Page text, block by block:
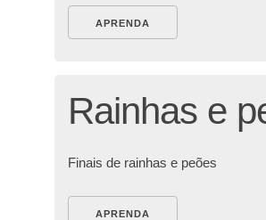
APRENDA
Rainhas e
Finais de rainhas e peões
APRENDA